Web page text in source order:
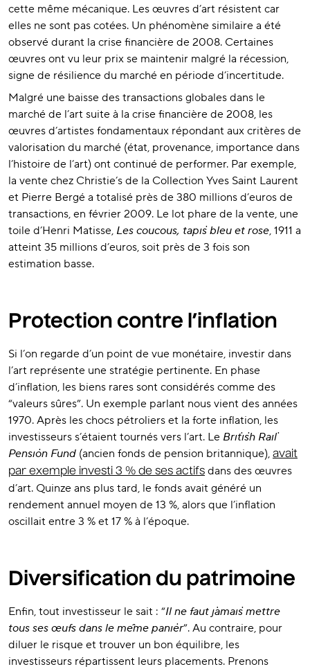
cette même mécanique. Les œuvres d’art résistent car
elles ne sont pas cotées. Un phénomène similaire a été
observé durant la crise financière de 2008. Certaines
œuvres ont vu leur prix se maintenir malgré la récession,
signe de résilience du marché en période d’incertitude.
Malgré une baisse des transactions globales dans le
marché de l’art suite à la crise financière de 2008, les
œuvres d’artistes fondamentaux répondant aux critères de
valorisation du marché (état, provenance, importance dans
l’histoire de l’art) ont continué de performer. Par exemple,
la vente chez Christie’s de la Collection Yves Saint Laurent
et Pierre Bergé a totalisé près de 380 millions d’euros de
transactions, en février 2009. Le lot phare de la vente, une
toile d’Henri Matisse, Les coucous, tapis bleu et rose, 1911 a
atteint 35 millions d’euros, soit près de 3 fois son
estimation basse.
Protection contre l’inflation
Si l’on regarde d’un point de vue monétaire, investir dans
l’art représente une stratégie pertinente. En phase
d’inflation, les biens rares sont considérés comme des
“valeurs sûres”. Un exemple parlant nous vient des années
1970. Après les chocs pétroliers et la forte inflation, les
investisseurs s’étaient tournés vers l’art. Le British Rail
Pension Fund (ancien fonds de pension britannique), avait
par exemple investi 3 % de ses actifs dans des œuvres
d’art. Quinze ans plus tard, le fonds avait généré un
rendement annuel moyen de 13 %, alors que l’inflation
oscillait entre 3 % et 17 % à l’époque.
Diversification du patrimoine
Enfin, tout investisseur le sait : “Il ne faut jamais mettre
tous ses œufs dans le même panier”. Au contraire, pour
diluer le risque et trouver un bon équilibre, les
investisseurs répartissent leurs placements. Prenons